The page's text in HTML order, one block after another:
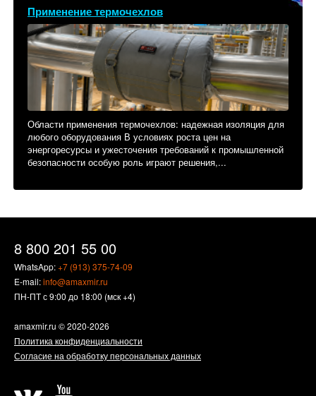
Применение термочехлов
Области применения термочехлов: надежная изоляция для
любого оборудования В условиях роста цен на
энергоресурсы и ужесточения требований к промышленной
безопасности особую роль играют решения,...
8 800 201 55 00
WhatsApp:+7 (913) 375-74-09
E-mail:info@amaxmir.ru
ПН-ПТ с 9:00 до 18:00 (мск +4)
amaxmir.ru © 2020-2026
Политика конфиденциальности
Согласие на обработку персональных данных